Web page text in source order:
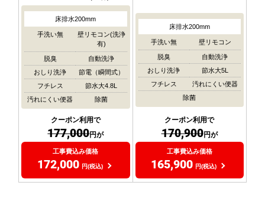
床排水200mm
手洗い無
壁リモコン(洗浄
有)
脱臭
自動洗浄
おしり洗浄
節電（瞬間式）
フチレス
節水大4.8L
汚れにくい便器
除菌
クーポン利用で
177,000円が
工事費込み価格
172,000 円(税込)
床排水200mm
手洗い無 壁リモコン
脱臭
自動洗浄
おしり洗浄
節水大5L
フチレス
汚れにくい便器
除菌
クーポン利用で
170,900円が
工事費込み価格
165,900 円(税込)